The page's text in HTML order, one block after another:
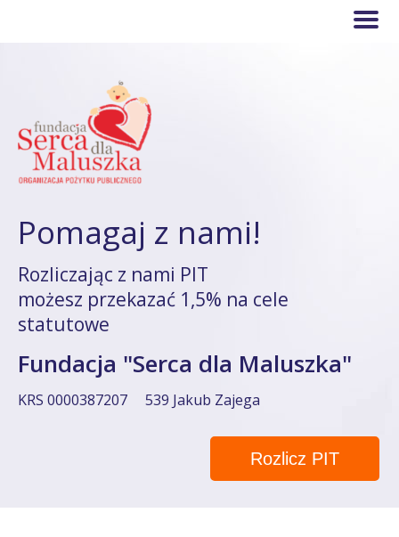
Pomagaj z nami!
Rozliczając z nami PIT
możesz przekazać 1,5% na cele
statutowe
Fundacja "Serca dla Maluszka"
KRS 0000387207 539 Jakub Zajega
Rozlicz PIT